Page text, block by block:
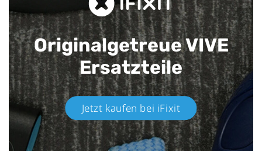
Originalgetreue VIVE
Ersatzteile
Jetzt kaufen bei iFixit​